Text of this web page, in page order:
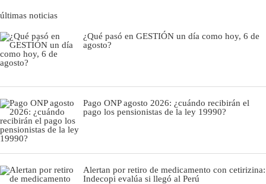
últimas noticias
¿Qué pasó en GESTIÓN un día como hoy, 6 de
agosto?
Pago ONP agosto 2026: ¿cuándo recibirán el
pago los pensionistas de la ley 19990?
Alertan por retiro de medicamento con cetirizina:
Indecopi evalúa si llegó al Perú